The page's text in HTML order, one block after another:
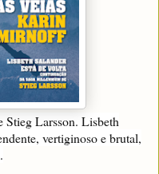
Stieg Larsson. Lisbeth
vertiginoso e brutal,